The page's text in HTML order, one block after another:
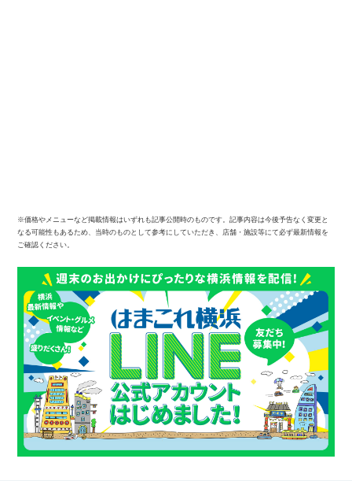
※価格やメニューなど掲載情報はいずれも記事公開時のものです。記事内容は今後予告なく変更と
なる可能性もあるため、当時のものとして参考にしていただき、店舗・施設等にて必ず最新情報を
ご確認ください。